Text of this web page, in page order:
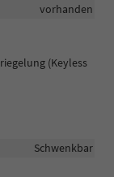
vorhanden
(Keyless
Schwenkbar